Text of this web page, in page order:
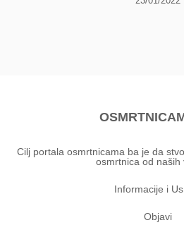
Cilj portala osmrtnicama ba je da
osmrtnica od naših
Informacije i
Objavi